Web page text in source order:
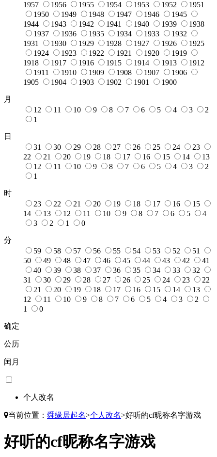
1957
1956 1955 1954 1953 1952
1951
1950
1949 1948 1947 1946
1945
1944
1943 1942 1941 1940 1939
1938
1937
1936 1935 1934 1933
1932
1931
1930 1929 1928 1927 1926
1925
1924
1923 1922 1921 1920
1919
1918
1917 1916 1915 1914 1913
1912
1911
1910 1909 1908 1907
1906
1905
1904 1903 1902 1901 1900
月
12
11 10 9 8 7 6 5 4 3
2
1
日
31
30 29 28 27 26 25 24
23
22
21 20 19 18 17 16 15 14
13
12
11 10 9 8 7 6 5 4 3
2
1
时
23
22 21 20 19 18 17 16
15
14
13 12 11 10 9 8 7 6 5
4
3
2 1 0
分
59
58 57 56 55 54 53 52
51
50
49 48 47 46 45 44 43 42
41
40
39 38 37 36 35 34 33
32
31
30 29 28 27 26 25 24 23
22
21
20 19 18 17 16 15 14
13
12
11 10 9 8 7 6 5 4 3
2
1
0
确定
公历
闰月
个人改名
当前位置： 舜缘居起名>个人改名>好听的cf昵称名字游戏
好听的cf昵称名字游戏